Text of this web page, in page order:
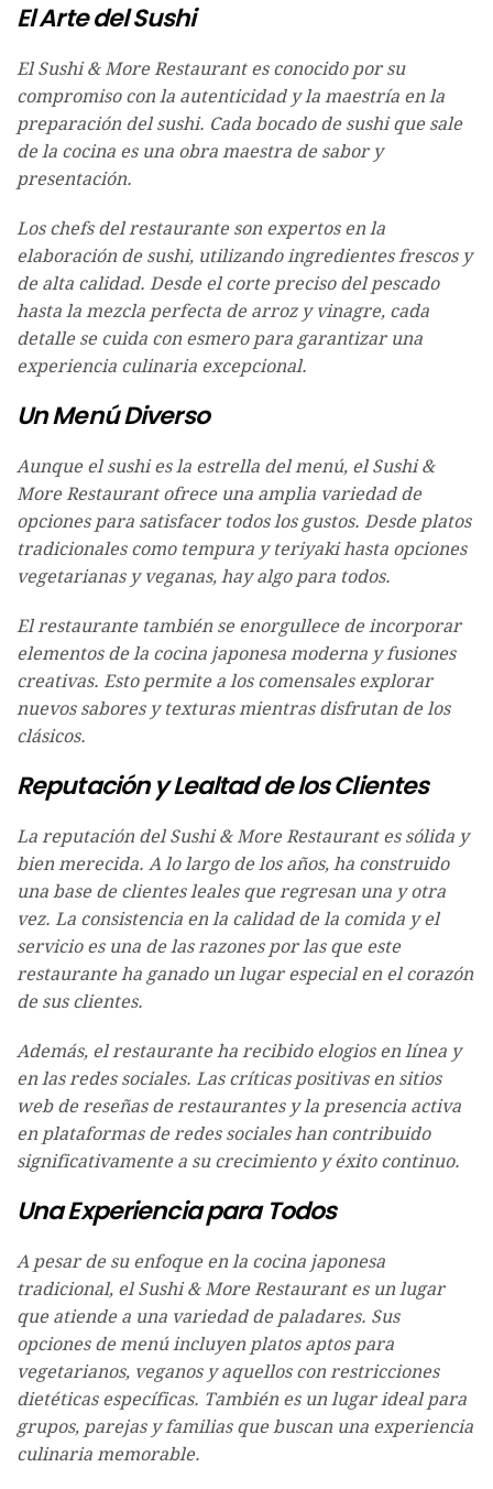
El Arte del Sushi
El Sushi & More Restaurant es conocido por su
compromiso con la autenticidad y la maestría en la
preparación del sushi. Cada bocado de sushi que sale
de la cocina es una obra maestra de sabor y
presentación.
Los chefs del restaurante son expertos en la
elaboración de sushi, utilizando ingredientes frescos y
de alta calidad. Desde el corte preciso del pescado
hasta la mezcla perfecta de arroz y vinagre, cada
detalle se cuida con esmero para garantizar una
experiencia culinaria excepcional.
Un Menú Diverso
Aunque el sushi es la estrella del menú, el Sushi &
More Restaurant ofrece una amplia variedad de
opciones para satisfacer todos los gustos. Desde platos
tradicionales como tempura y teriyaki hasta opciones
vegetarianas y veganas, hay algo para todos.
El restaurante también se enorgullece de incorporar
elementos de la cocina japonesa moderna y fusiones
creativas. Esto permite a los comensales explorar
nuevos sabores y texturas mientras disfrutan de los
clásicos.
Reputación y Lealtad de los Clientes
La reputación del Sushi & More Restaurant es sólida y
bien merecida. A lo largo de los años, ha construido
una base de clientes leales que regresan una y otra
vez. La consistencia en la calidad de la comida y el
servicio es una de las razones por las que este
restaurante ha ganado un lugar especial en el corazón
de sus clientes.
Además, el restaurante ha recibido elogios en línea y
en las redes sociales. Las críticas positivas en sitios
web de reseñas de restaurantes y la presencia activa
en plataformas de redes sociales han contribuido
significativamente a su crecimiento y éxito continuo.
Una Experiencia para Todos
A pesar de su enfoque en la cocina japonesa
tradicional, el Sushi & More Restaurant es un lugar
que atiende a una variedad de paladares. Sus
opciones de menú incluyen platos aptos para
vegetarianos, veganos y aquellos con restricciones
dietéticas específicas. También es un lugar ideal para
grupos, parejas y familias que buscan una experiencia
culinaria memorable.